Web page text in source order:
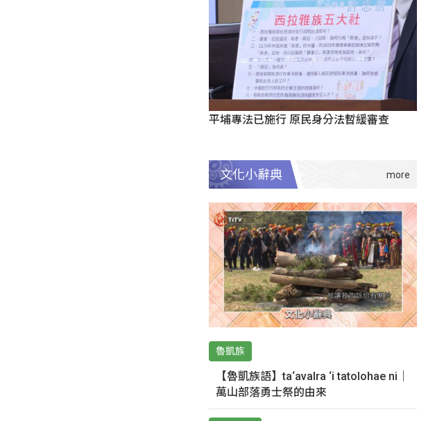
平埔專法已施行 原民身分法暫緩審查
文化小辭典
魯凱族
【魯凱族語】ta‘avalra ‘i tatolohae ni｜
萬山部落勇士祭的由來